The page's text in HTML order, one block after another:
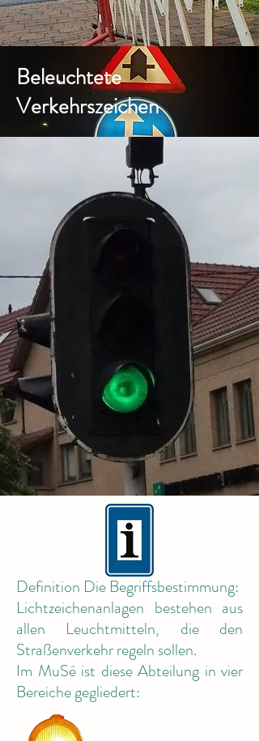
Beleuchtete
Verkehrszeichen
Definition Die Begriffsbestimmung:
Lichtzeichenanlagen bestehen aus
allen Leuchtmitteln, die den
Straßenverkehr regeln sollen.
Im MuSé ist diese Abteilung in vier
Bereiche gegliedert: